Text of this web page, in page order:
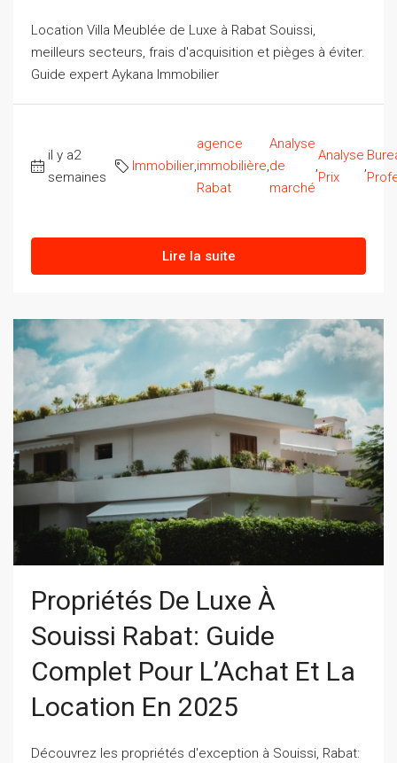
Location Villa Meublée de Luxe à Rabat Souissi,
meilleurs secteurs, frais d'acquisition et pièges à éviter.
Guide expert Aykana Immobilier
il y a2
semaines
Immobilier,
agence
immobilière
Rabat
,
Analyse
de
marché
,
Analyse
Prix
,
Lire la suite
Propriétés De Luxe À
Souissi Rabat: Guide
Complet Pour L’Achat Et La
Location En 2025
Découvrez les propriétés d'exception à Souissi, Rabat: